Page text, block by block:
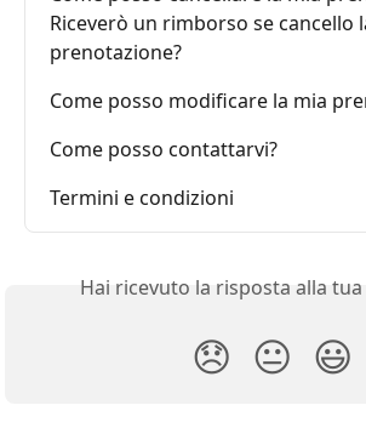
Riceverò un rimborso se cancello
prenotazione?
Come posso modificare la mia
Come posso contattarvi?
Termini e condizioni
Hai ricevuto la risposta alla
😞 😐 😃